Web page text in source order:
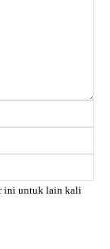
ini untuk lain kali